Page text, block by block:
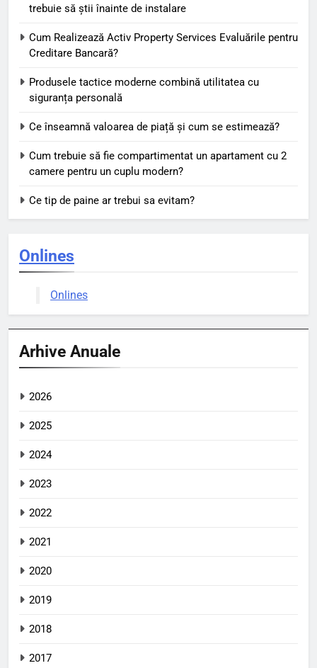
trebuie să știi înainte de instalare
Cum Realizează Activ Property Services Evaluările pentru
Creditare Bancară?
Produsele tactice moderne combină utilitatea cu
siguranța personală
Ce înseamnă valoarea de piață și cum se estimează?
Cum trebuie să fie compartimentat un apartament cu 2
camere pentru un cuplu modern?
Ce tip de paine ar trebui sa evitam?
Onlines
Onlines
Arhive Anuale
2026
2025
2024
2023
2022
2021
2020
2019
2018
2017